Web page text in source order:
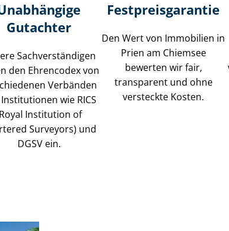
Gutachter
Sach­ver­stän­di­gen
den Ehrencodex von
Verbänden
wie RICS
Institution of
Surveyors) und
DGSV ein.
Festpreis​garantie
Den Wert von Immobilien in
Prien am Chiemsee
bewerten wir fair,
transparent und ohne
versteckte Kosten.